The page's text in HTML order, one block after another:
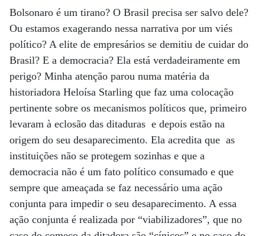
Bolsonaro é um tirano? O Brasil precisa ser salvo dele?
Ou estamos exagerando nessa narrativa por um viés
político? A elite de empresários se demitiu de cuidar do
Brasil? E a democracia? Ela está verdadeiramente em
perigo? Minha atenção parou numa matéria da
historiadora Heloísa Starling que faz uma colocação
pertinente sobre os mecanismos políticos que, primeiro
levaram à eclosão das ditaduras e depois estão na
origem do seu desaparecimento. Ela acredita que as
instituições não se protegem sozinhas e que a
democracia não é um fato político consumado e que
sempre que ameaçada se faz necessário uma ação
conjunta para impedir o seu desaparecimento. A essa
ação conjunta é realizada por “viabilizadores”, que no